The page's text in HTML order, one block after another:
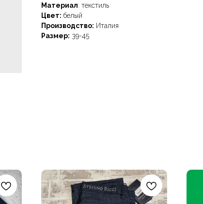
Материал: текстиль
Цвет: белый
Производство: Италия
Размер: 39-45